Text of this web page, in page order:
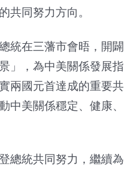
共同努力方向。
統在三藩市會晤，開闢
」，為中美關係發展指
兩國元首達成的重要共
中美關係穩定、健康、
總統共同努力，繼續為